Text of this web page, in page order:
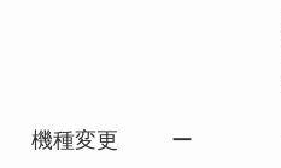
機種変更 ー